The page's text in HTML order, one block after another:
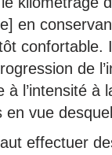
en
confortable.
de
à l’intensité à
vue
effectuer